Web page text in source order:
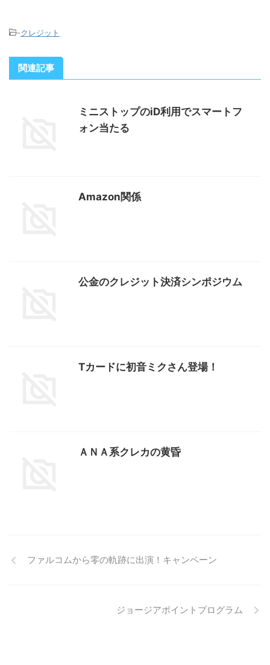
-クレジット
関連記事
ミニストップのiD利用でスマートフ
ォン当たる
Amazon関係
公金のクレジット決済シンポジウム
Tカードに初音ミクさん登場！
ＡＮＡ系クレカの黄昏
ファルコムから零の軌跡に出演！キャンペーン
ジョージアポイントプログラム